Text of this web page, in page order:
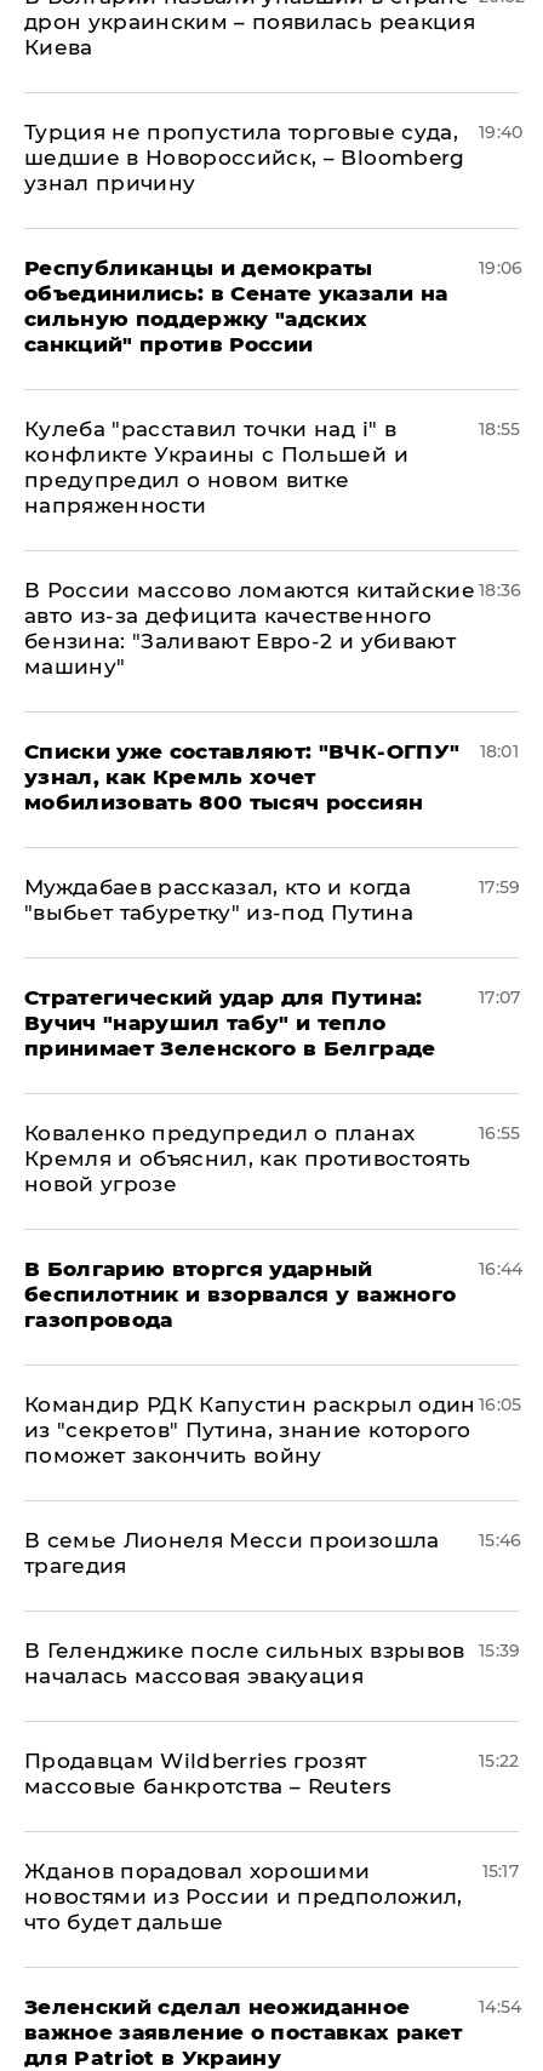
дрон украинским – появилась реакция
Киева
Турция не пропустила торговые суда,
шедшие в Новороссийск, – Bloomberg
узнал причину
19:40
Республиканцы и демократы
объединились: в Сенате указали на
сильную поддержку "адских
санкций" против России
19:06
Кулеба "расставил точки над і" в
конфликте Украины с Польшей и
предупредил о новом витке
напряженности
18:55
В России массово ломаются китайские
авто из-за дефицита качественного
бензина: "Заливают Евро-2 и убивают
машину"
18:36
Списки уже составляют: "ВЧК-ОГПУ"
узнал, как Кремль хочет
мобилизовать 800 тысяч россиян
18:01
Муждабаев рассказал, кто и когда
"выбьет табуретку" из-под Путина
17:59
Стратегический удар для Путина:
Вучич "нарушил табу" и тепло
принимает Зеленского в Белграде
17:07
Коваленко предупредил о планах
Кремля и объяснил, как противостоять
новой угрозе
16:55
В Болгарию вторгся ударный
беспилотник и взорвался у важного
газопровода
16:44
Командир РДК Капустин раскрыл один
из "секретов" Путина, знание которого
поможет закончить войну
16:05
В семье Лионеля Месси произошла
трагедия
15:46
В Геленджике после сильных взрывов
началась массовая эвакуация
15:39
Продавцам Wildberries грозят
массовые банкротства – Reuters
15:22
Жданов порадовал хорошими
новостями из России и предположил,
что будет дальше
15:17
Зеленский сделал неожиданное
важное заявление о поставках ракет
для Patriot в Украину
14:54